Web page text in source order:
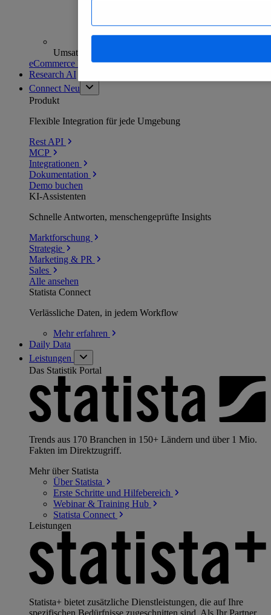
Umsatzanalysen und -prognosen
eCommerce Insights entdecken
Research AI
Connect Neu
Produkt
Flexible Integration für jede Umgebung
Rest API
MCP
Integrationen
Dokumentation
Demo buchen
KI-Assistenten
Schnelle Antworten, menschengeprüfte Insights
Marktforschung
Strategie
Marketing & PR
Sales
Alle ansehen
Statista Connect
Verlässliche Daten, in jedem Workflow
Mehrerfahren
Daily Data
Leistungen
Das Statistik Portal
Trends aus 170 Branchen in 150+ Ländern und über 1 Mio.
Fakten im Direktzugriff.
Mehr über Statista
Über Statista
Erste Schritte und Hilfebereich
Webinar & Training Hub
Statista Connect
Leistungen
Statista+ bietet zusätzliche Dienstleistungen, die auf Ihre
spezifischen Bedürfnisse zugeschnitten sind. Als Ihr Partner